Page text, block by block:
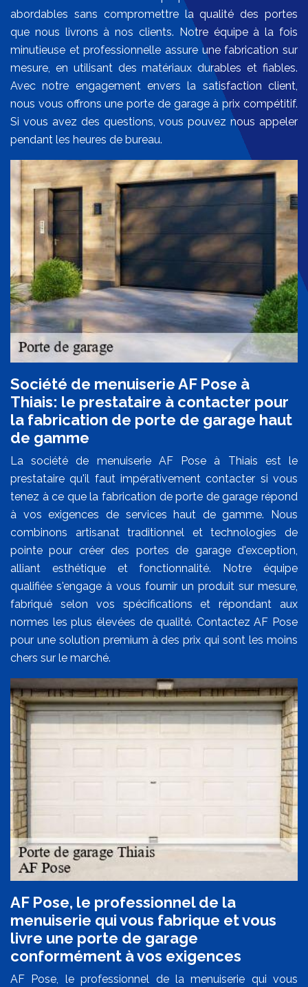
abordables sans compromettre la qualité des portes
que nous livrons à nos clients. Notre équipe à la fois
minutieuse et professionnelle assure une fabrication sur
mesure, en utilisant des matériaux durables et fiables.
Avec notre engagement envers la satisfaction client,
nous vous offrons une porte de garage à prix compétitif.
Si vous avez des questions, vous pouvez nous appeler
pendant les heures de bureau.
Société de menuiserie AF Pose à
Thiais: le prestataire à contacter pour
la fabrication de porte de garage haut
de gamme
La société de menuiserie AF Pose à Thiais est le
prestataire qu'il faut impérativement contacter si vous
tenez à ce que la fabrication de porte de garage répond
à vos exigences de services haut de gamme. Nous
combinons artisanat traditionnel et technologies de
pointe pour créer des portes de garage d'exception,
alliant esthétique et fonctionnalité. Notre équipe
qualifiée s'engage à vous fournir un produit sur mesure,
fabriqué selon vos spécifications et répondant aux
normes les plus élevées de qualité. Contactez AF Pose
pour une solution premium à des prix qui sont les moins
chers sur le marché.
AF Pose, le professionnel de la
menuiserie qui vous fabrique et vous
livre une porte de garage
conformément à vos exigences
AF Pose, le professionnel de la menuiserie qui vous